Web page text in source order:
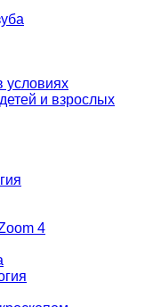
условиях
и взрослых
4